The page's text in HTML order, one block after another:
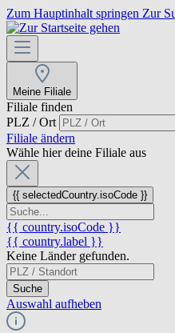
Zum Hauptinhalt springen Zur
Meine Filiale
Filiale finden
PLZ / Ort
Filiale ändern
Wähle hier deine Filiale aus
{{ selectedCountry.isoCode }}
{{ country.isoCode }}
{{ country.label }}
Keine Länder gefunden.
Suche
Auswahl aufheben